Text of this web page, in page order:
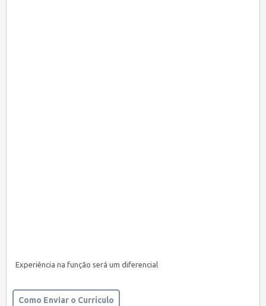
Experiência na função será um diferencial
Como Enviar o Currículo